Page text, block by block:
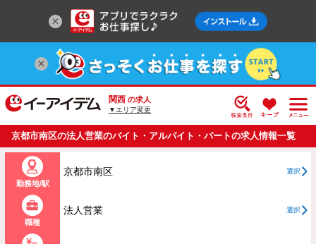
関西 の求人
▼エリア変更
京都市南区の法人営業のバイト・アルバイト・パートの求人情報一覧
勤務地/駅
京都市南区 選択
職種
法人営業 選択